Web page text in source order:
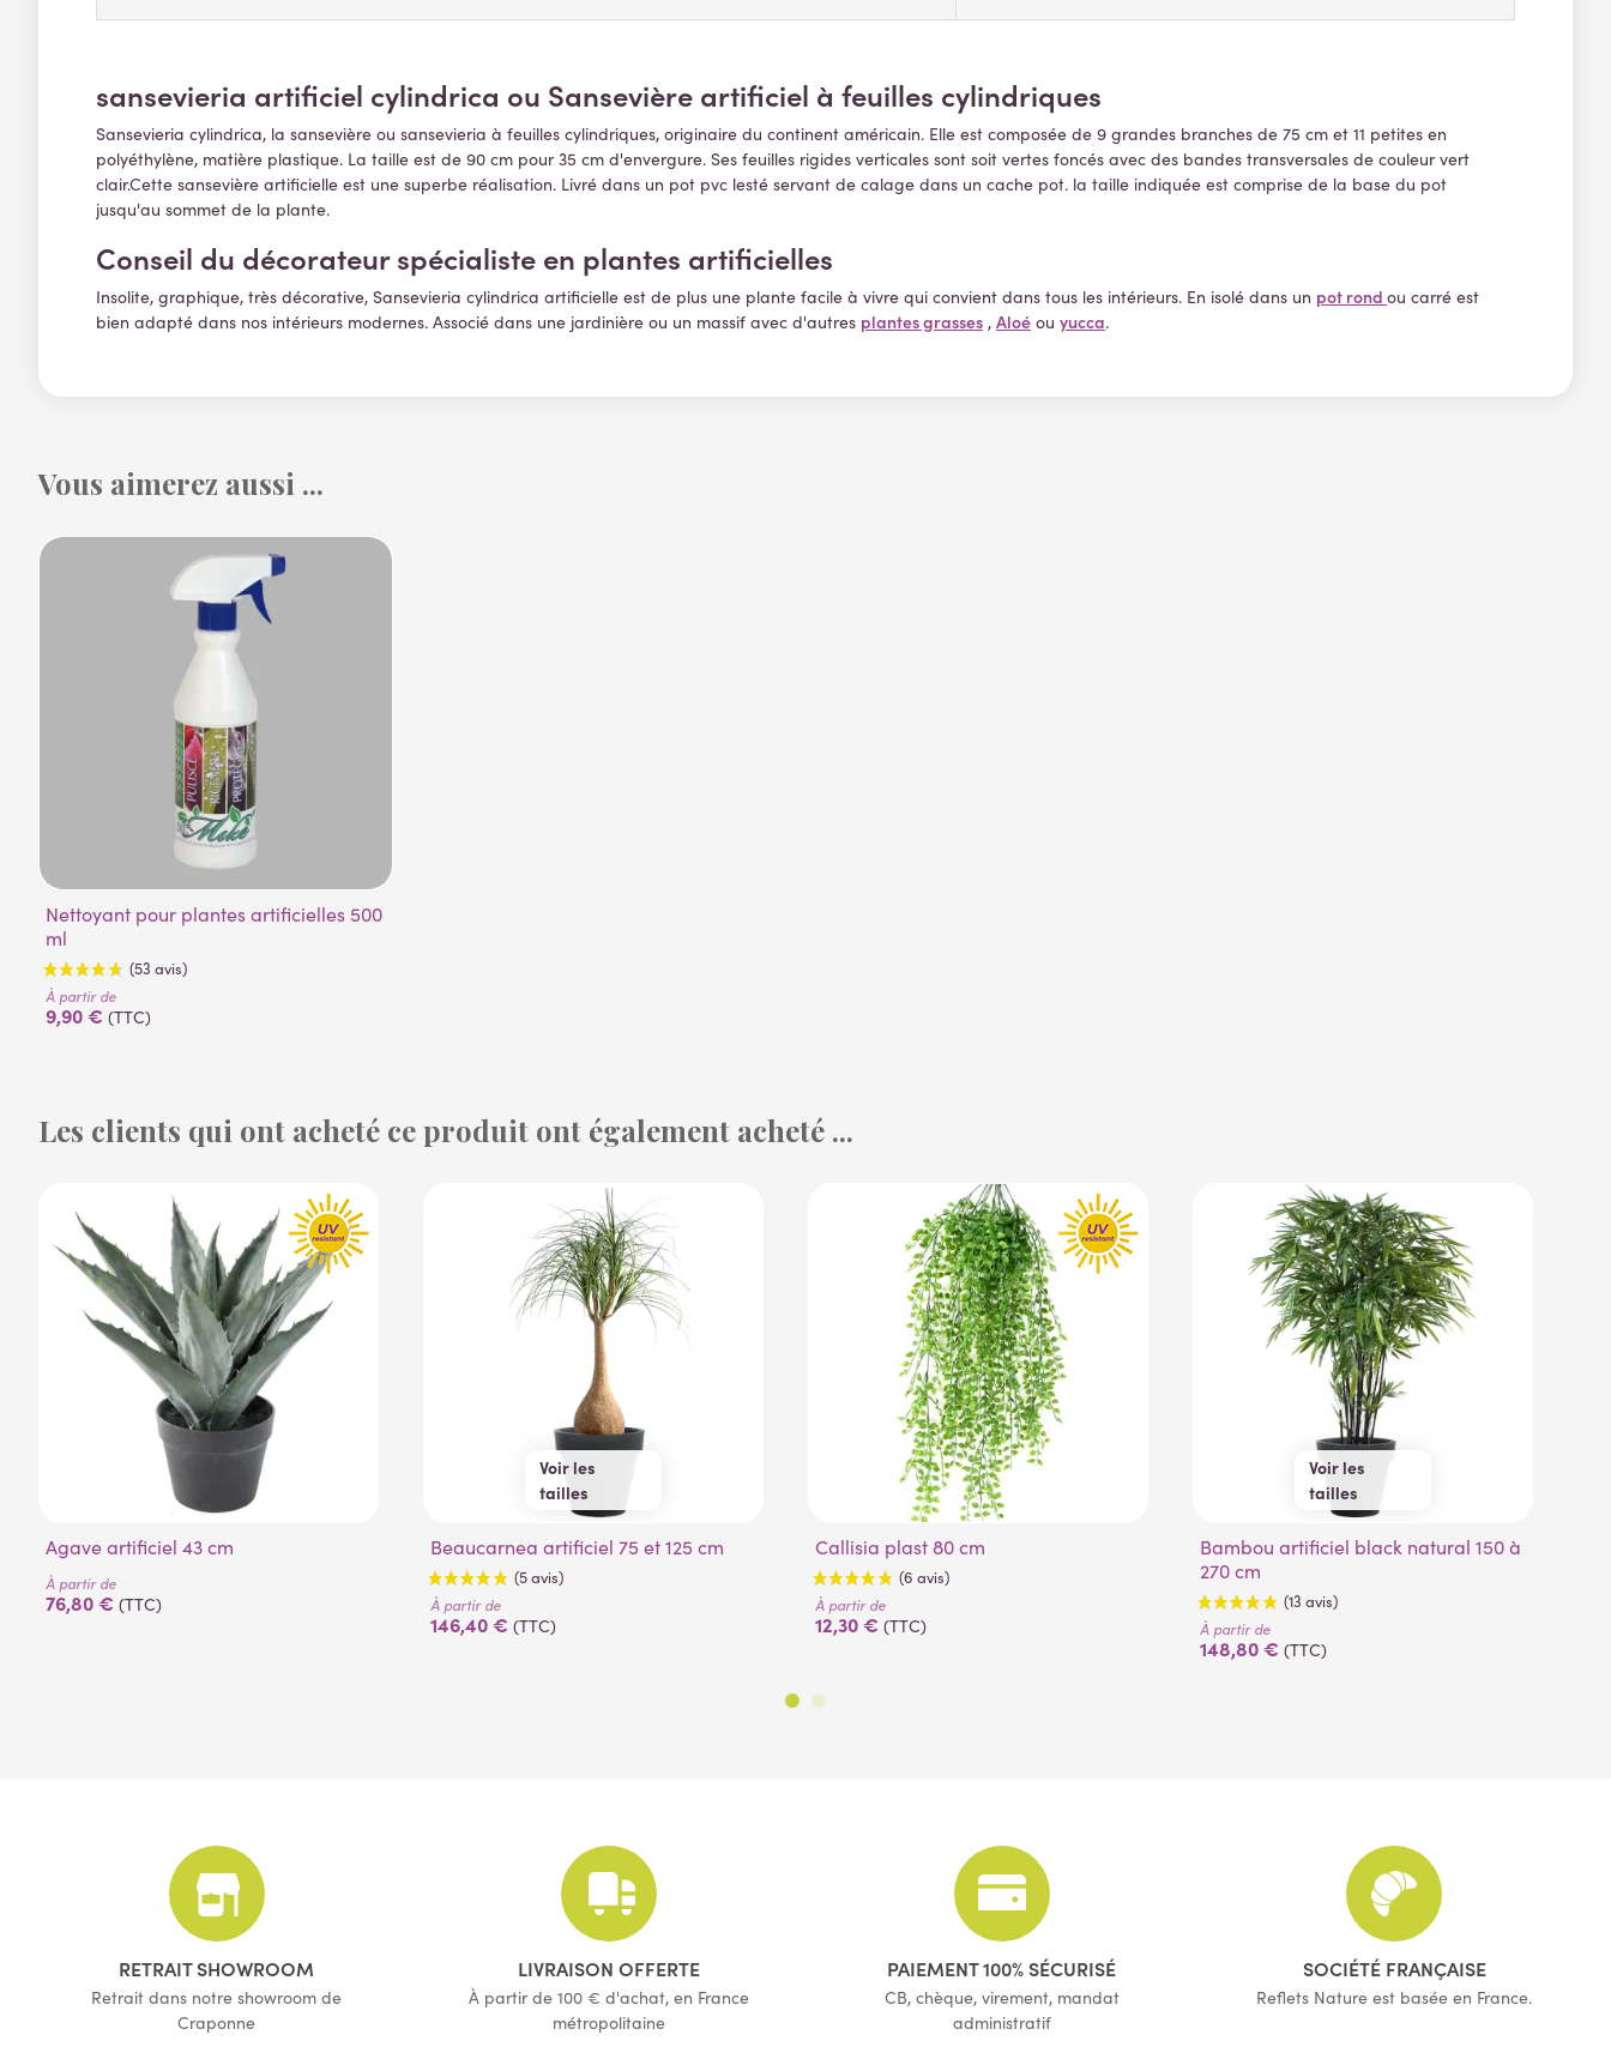
sansevieria artificiel cylindrica ou Sansevière artificiel à feuilles cylindriques
Sansevieria cylindrica, la sansevière ou sansevieria à feuilles cylindriques, originaire du continent américain. Elle est composée de 9 grandes branches de 75 cm et 11 petites en
polyéthylène, matière plastique. La taille est de 90 cm pour 35 cm d'envergure. Ses feuilles rigides verticales sont soit vertes foncés avec des bandes transversales de couleur vert
clair.Cette sansevière artificielle est une superbe réalisation. Livré dans un pot pvc lesté servant de calage dans un cache pot. la taille indiquée est comprise de la base du pot
jusqu'au sommet de la plante.
Conseil du décorateur spécialiste en plantes artificielles
Insolite, graphique, très décorative, Sansevieria cylindrica artificielle est de plus une plante facile à vivre qui convient dans tous les intérieurs. En isolé dans un pot rond ou carré est
bien adapté dans nos intérieurs modernes. Associé dans une jardinière ou un massif avec d'autres plantes grasses , Aloé ou yucca.
Vous aimerez aussi ...
Nettoyant pour plantes artificielles 500
ml
(53 avis)
À partir de
9,90 € (TTC)
Les clients qui ont acheté ce produit ont également acheté ...
Agave artificiel 43 cm
À partir de
76,80 € (TTC)
Voir les
tailles
75 cm125 cm
Beaucarnea artificiel 75 et 125 cm
(5 avis)
À partir de
146,40 € (TTC)
Callisia plast 80 cm
(6 avis)
À partir de
12,30 € (TTC)
Voir les
tailles
150 cm
180 cm
210 cm
270 cm
Bambou artificiel black natural 150 à
270 cm
À partir de
148,80 € (TTC)
RETRAIT SHOWROOM
Retrait dans notre showroom de
Craponne
LIVRAISON OFFERTE
À partir de 100 € d'achat, en France
métropolitaine
PAIEMENT 100% SÉCURISÉ
CB, chèque, virement, mandat
administratif
SOCIÉTÉ FRANÇAISE
Reflets Nature est basée en France.